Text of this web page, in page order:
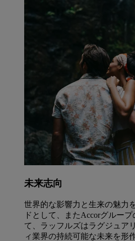
未来志向
世界的な影響力と生来の魅力
ドとして、またAccorグルー
て、ラッフルズはラグジュア
ィ業界の持続可能な未来を形